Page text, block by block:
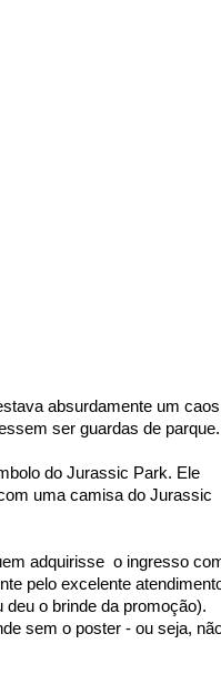
absurdamente um
ser guardas de
do Jurassic Park. Ele
uma camisa do Jurassic
adquirisse o ingresso
pelo excelente
deu o brinde da promoção).
sem o poster - ou seja,